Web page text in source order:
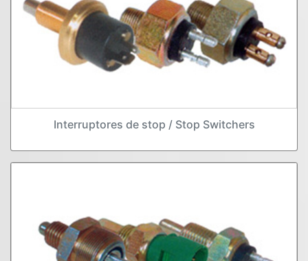
Interruptores de stop / Stop Switchers